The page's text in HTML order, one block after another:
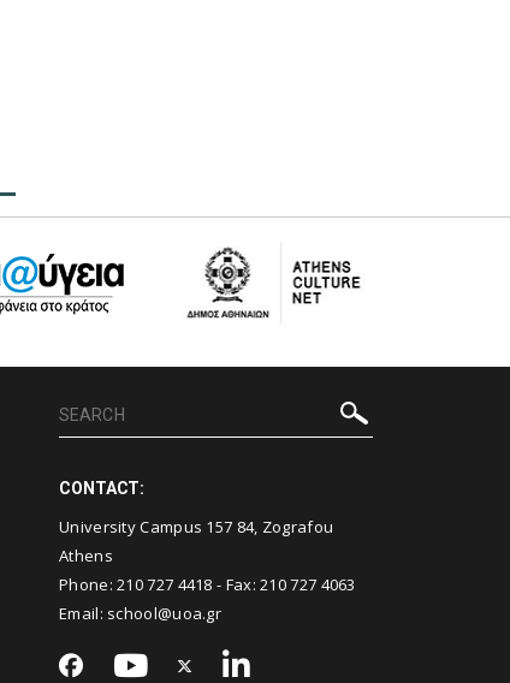
CONTACT:
University Campus 157 84, Zografou
Athens
Phone:210 727 4418 - Fax:210 727 4063
Email: school@uoa.gr